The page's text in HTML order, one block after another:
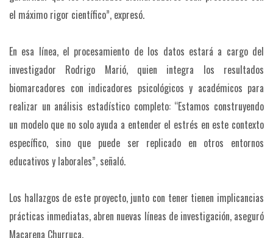
el máximo rigor científico”, expresó.
En esa línea, el procesamiento de los datos estará a cargo del
investigador Rodrigo Marió, quien integra los resultados
biomarcadores con indicadores psicológicos y académicos para
realizar un análisis estadístico completo: “Estamos construyendo
un modelo que no solo ayuda a entender el estrés en este contexto
específico, sino que puede ser replicado en otros entornos
educativos y laborales”, señaló.
Los hallazgos de este proyecto, junto con tener tienen implicancias
prácticas inmediatas, abren nuevas líneas de investigación, aseguró
Macarena Churruca.